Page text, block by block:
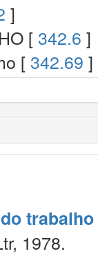
]
[ 342.6 ]
[ 342.69 ]
trabalho
1978.